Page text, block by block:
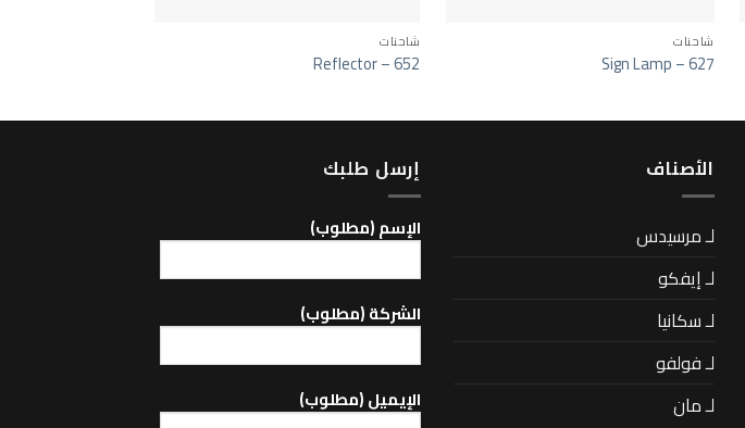
شاحنات
Sign Lamp – 627
شاحنات
Reflector – 652
اﻷصناف
لـ مرسيدس
لـ إيفكو
لـ سكانيا
لـ فولفو
لـ مان
إرسل طلبك
اﻹسم (مطلوب)
الشركة (مطلوب)
اﻹيميل (مطلوب)